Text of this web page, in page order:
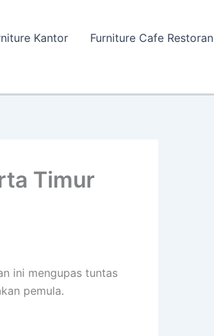
Kantor Furniture Cafe Restoran
Timur
ini mengupas tuntas
pemula.